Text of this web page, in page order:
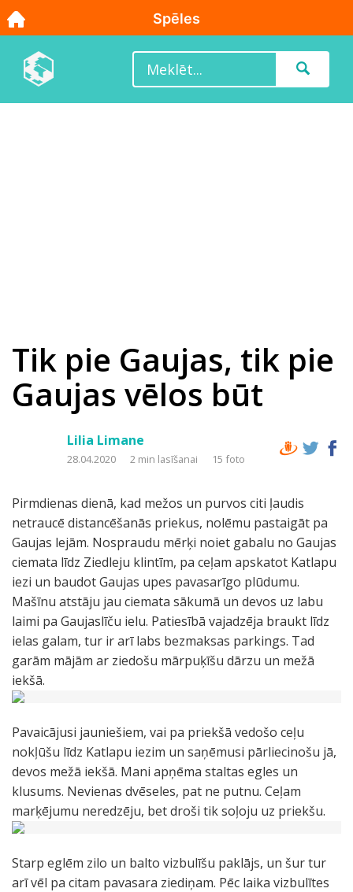
Tik pie Gaujas, tik pie
Gaujas vēlos būt
Lilia Limane
28.04.2020 2 min lasīšanai 15 foto
Pirmdienas dienā, kad mežos un purvos citi ļaudis
netraucē distancēšanās priekus, nolēmu pastaigāt pa
Gaujas lejām. Nospraudu mērķi noiet gabalu no Gaujas
ciemata līdz Ziedleju klintīm, pa ceļam apskatot Katlapu
iezi un baudot Gaujas upes pavasarīgo plūdumu.
Mašīnu atstāju jau ciemata sākumā un devos uz labu
laimi pa Gaujaslīču ielu. Patiesībā vajadzēja braukt līdz
ielas galam, tur ir arī labs bezmaksas parkings. Tad
garām mājām ar ziedošu mārpuķīšu dārzu un mežā
iekšā.
Pavaicājusi jauniešiem, vai pa priekšā vedošo ceļu
nokļūšu līdz Katlapu iezim un saņēmusi pārliecinošu jā,
devos mežā iekšā. Mani apņēma staltas egles un
klusums. Nevienas dvēseles, pat ne putnu. Ceļam
marķējumu neredzēju, bet droši tik soļoju uz priekšu.
Starp eglēm zilo un balto vizbulīšu paklājs, un šur tur
arī vēl pa citam pavasara ziediņam. Pēc laika vizbulītes